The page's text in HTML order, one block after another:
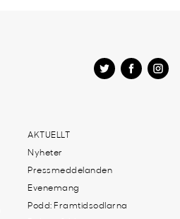
AKTUELLT
Nyheter
Pressmeddelanden
Evenemang
Podd: Framtidsodlarna